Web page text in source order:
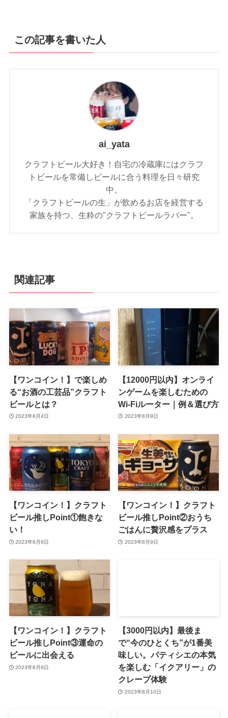
この記事を書いた人
ai_yata
クラフトビール大好き！自宅の冷蔵庫にはクラフ
トビールを常備しビールに合う料理を日々研究
中。
「クラフトビールの生」が飲めるお店を経営する
家族を持つ、生粋の"クラフトビールラバー"。
関連記事
【ワンコイン！】で楽しめ
る“お酒の工芸品”クラフト
ビールとは？
2023年8月4日
【12000円以内】オンライ
ンゲームを楽しむための
Wi-Fiルーター｜例＆選び方
2023年8月9日
【ワンコイン！】クラフト
ビール推しPoint①飽きな
い！
2023年8月9日
【ワンコイン！】クラフト
ビール推しPoint②おうち
ごはんに贅沢感をプラス
2023年8月9日
【ワンコイン！】クラフト
ビール推しPoint③運命の
ビールに出会える
2023年8月9日
【3000円以内】最後ま
で“今のひとくち”が1番美
味しい。パティシエの本気
を楽しむ「イクアリー」の
クレープ体験
2023年8月10日